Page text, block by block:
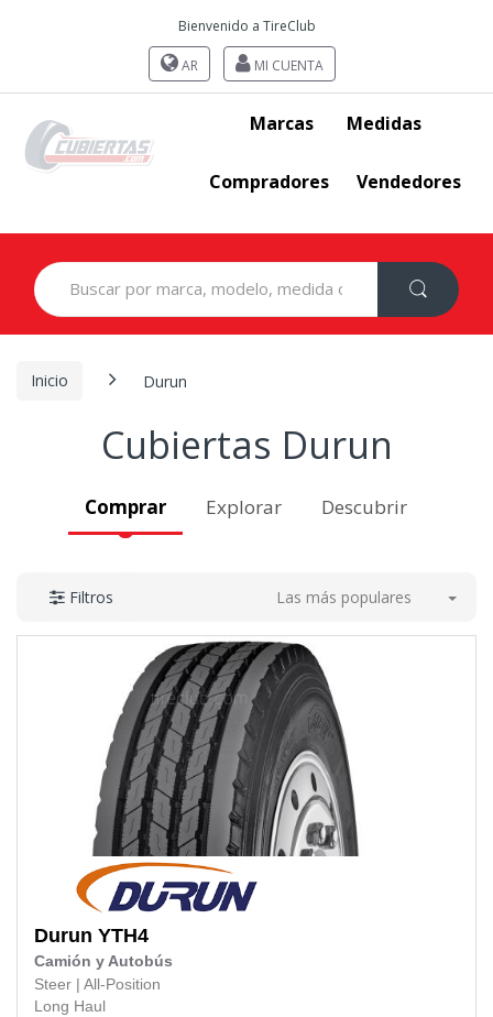
Bienvenido a TireClub
AR MI CUENTA
Marcas Medidas
Compradores Vendedores
Search
for:
Inicio Durun
Cubiertas Durun
Comprar Explorar Descubrir
Filtros Las más populares
Durun YTH4
Camión y Autobús
Steer
All-Position
Long Haul